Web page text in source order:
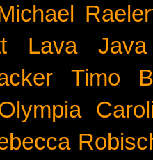
Lava Java
Timo